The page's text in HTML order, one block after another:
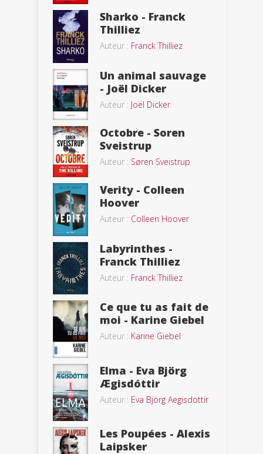
Sharko - Franck
Thilliez
Auteur : Franck Thilliez
Un animal sauvage
- Joël Dicker
Auteur : Joël Dicker
Octobre - Soren
Sveistrup
Auteur : Søren Sveistrup
Verity - Colleen
Hoover
Auteur : Colleen Hoover
Labyrinthes -
Franck Thilliez
Auteur : Franck Thilliez
Ce que tu as fait de
moi - Karine Giebel
Auteur : Karine Giebel
Elma - Eva Björg
Ægisdóttir
Auteur : Eva Björg Aegisdottir
Les Poupées - Alexis
Laipsker